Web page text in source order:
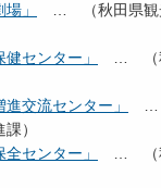
」
… （秋田県観
健センター」
… （秋
進交流センター」
…
）
全センター」
… （秋